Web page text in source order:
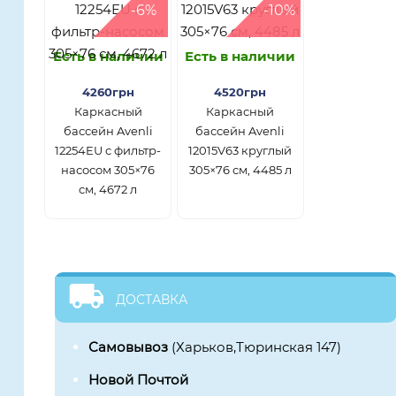
-6%
Есть в наличии
4260грн
Каркасный
бассейн Avenli
12254EU с фильтр-
насосом 305×76
см, 4672 л
-10%
Есть в наличии
4520грн
Каркасный
бассейн Avenli
12015V63 круглый
305×76 см, 4485 л
ДОСТАВКА
Самовывоз (Харьков,Тюринская 147)
Новой Почтой